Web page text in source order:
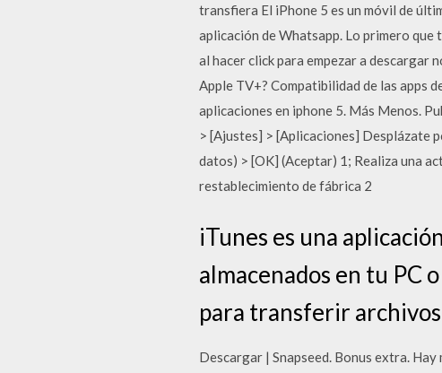
transfiera El iPhone 5 es un móvil de
aplicación de Whatsapp. Lo primero que
al hacer click para empezar a descargar
Apple TV+? Compatibilidad de las apps
aplicaciones en iphone 5. Más Menos.
> [Ajustes] > [Aplicaciones] Desplázate
datos) > [OK] (Aceptar) 1; Realiza una
restablecimiento de fábrica 2
iTunes es una
almacenados en tu PC
para transferir
Descargar | Snapseed. Bonus extra.